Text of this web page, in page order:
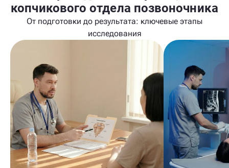
копчикового отдела позвоночника
От подготовки до результата: ключевые этапы
исследования